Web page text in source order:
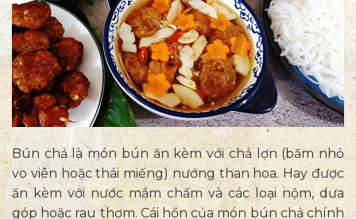
Bún chả là món bún ăn kèm với chả lợn (băm nhỏ
vo viên hoặc thái miếng) nướng than hoa. Hay được
ăn kèm với nước mắm chấm và các loại nộm, dưa
góp hoặc rau thơm. Cái hồn của món bún chả chính